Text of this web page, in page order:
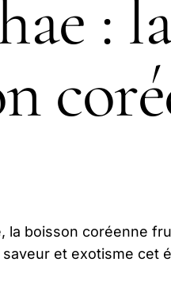
:
la boisson coréenne
et exotisme cet